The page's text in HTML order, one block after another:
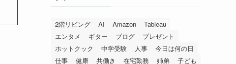
2階リビング AI Amazon
Tableau
エンタメ
ギター ブログ
プレゼント
ホットクック
中学受験 人事
今日は何の日
仕事
健康 共働き 在宅勤務 姉弟
子ども